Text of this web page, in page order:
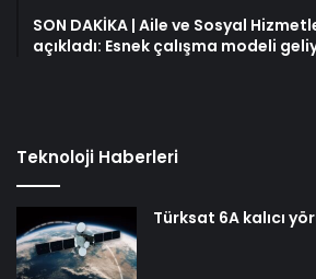
SON DAKİKA | Aile ve Sosyal
açıkladı: Esnek çalışma modeli
Teknoloji Haberleri
Türksat 6A kalıcı